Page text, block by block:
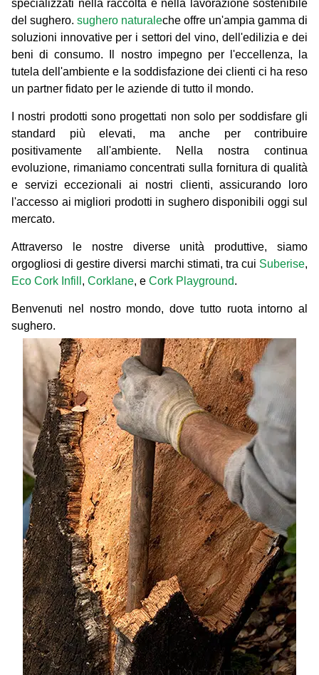
specializzati nella raccolta e nella lavorazione sostenibile
del sughero. sughero naturaleche offre un'ampia gamma di
soluzioni innovative per i settori del vino, dell'edilizia e dei
beni di consumo. Il nostro impegno per l'eccellenza, la
tutela dell'ambiente e la soddisfazione dei clienti ci ha reso
un partner fidato per le aziende di tutto il mondo.
I nostri prodotti sono progettati non solo per soddisfare gli
standard più elevati, ma anche per contribuire
positivamente all'ambiente. Nella nostra continua
evoluzione, rimaniamo concentrati sulla fornitura di qualità
e servizi eccezionali ai nostri clienti, assicurando loro
l'accesso ai migliori prodotti in sughero disponibili oggi sul
mercato.
Attraverso le nostre diverse unità produttive, siamo
orgogliosi di gestire diversi marchi stimati, tra cui Suberise,
Eco Cork Infill , Corklane, e Cork Playground.
Benvenuti nel nostro mondo, dove tutto ruota intorno al
sughero.